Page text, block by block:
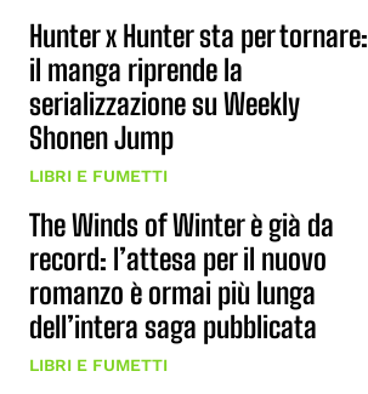
Hunter x Hunter sta per tornare:
il manga riprende la
serializzazione su Weekly
Shonen Jump
LIBRI E FUMETTI
The Winds of Winter è già da
record: l’attesa per il nuovo
romanzo è ormai più lunga
dell’intera saga pubblicata
LIBRI E FUMETTI